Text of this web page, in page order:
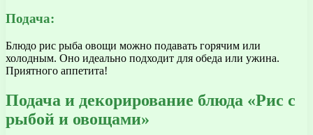
Подача:
Блюдо рис рыба овощи можно подавать горячим или
холодным. Оно идеально подходит для обеда или ужина.
Приятного аппетита!
Подача и декорирование блюда «Рис с
рыбой и овощами»